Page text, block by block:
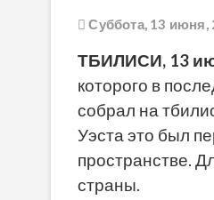
Суббота, 13 июня,
ТБИЛИСИ, 13
которого в
собрал на
Уэста это был
пространстве.
страны.